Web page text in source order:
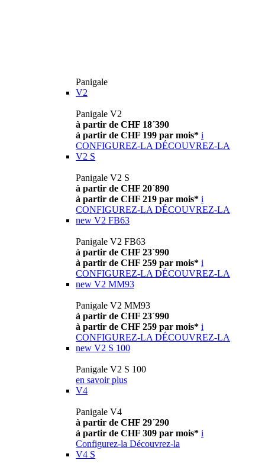
Panigale
V2
Panigale V2
à partir de CHF 18´390
à partir de CHF 199 par mois* i
CONFIGUREZ-LA DÉCOUVREZ-LA
V2 S
Panigale V2 S
à partir de CHF 20´890
à partir de CHF 219 par mois* i
CONFIGUREZ-LA DÉCOUVREZ-LA
new V2 FB63
Panigale V2 FB63
à partir de CHF 23´990
à partir de CHF 259 par mois* i
CONFIGUREZ-LA DÉCOUVREZ-LA
new V2 MM93
Panigale V2 MM93
à partir de CHF 23´990
à partir de CHF 259 par mois* i
CONFIGUREZ-LA DÉCOUVREZ-LA
new V2 S 100
Panigale V2 S 100
en savoir plus
V4
Panigale V4
à partir de CHF 29´290
à partir de CHF 309 par mois* i
Configurez-la Découvrez-la
V4 S